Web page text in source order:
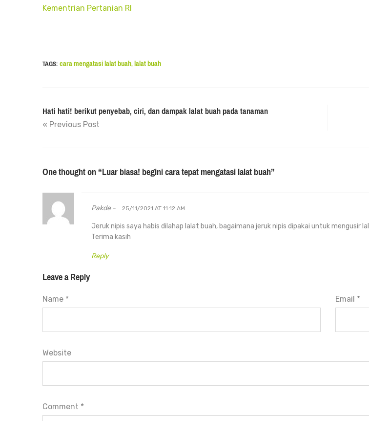
Kementrian Pertanian RI
TAGS:cara mengatasi lalat buah,lalat buah
Hati hati! berikut penyebab, ciri, dan dampak lalat buah pada tanaman
« Previous Post
One thought on “Luar biasa! begini cara tepat mengatasi lalat buah”
Pakde - 25/11/2021 AT 11:12 AM
Jeruk nipis saya habis dilahap lalat buah, bagaimana jeruk nipis dipakai untuk mengusir
Terima kasih
Reply
Leave a Reply
Name * Email *
Website
Comment *